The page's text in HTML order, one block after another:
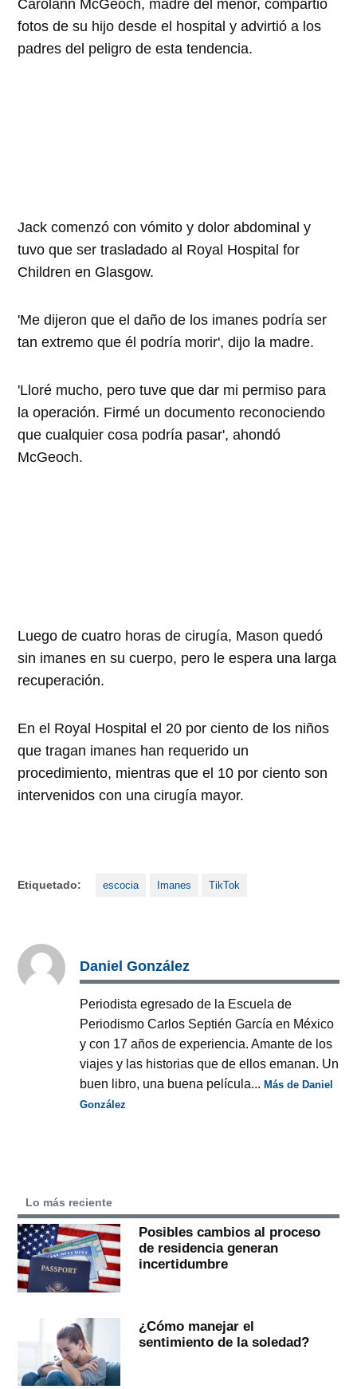
Carolann McGeoch, madre del menor, compartió
fotos de su hijo desde el hospital y advirtió a los
padres del peligro de esta tendencia.
Jack comenzó con vómito y dolor abdominal y
tuvo que ser trasladado al Royal Hospital for
Children en Glasgow.
'Me dijeron que el daño de los imanes podría ser
tan extremo que él podría morir', dijo la madre.
'Lloré mucho, pero tuve que dar mi permiso para
la operación. Firmé un documento reconociendo
que cualquier cosa podría pasar', ahondó
McGeoch.
Luego de cuatro horas de cirugía, Mason quedó
sin imanes en su cuerpo, pero le espera una larga
recuperación.
En el Royal Hospital el 20 por ciento de los niños
que tragan imanes han requerido un
procedimiento, mientras que el 10 por ciento son
intervenidos con una cirugía mayor.
Etiquetado: escocia Imanes TikTok
Daniel González
Periodista egresado de la Escuela de
Periodismo Carlos Septién García en México
y con 17 años de experiencia. Amante de los
viajes y las historias que de ellos emanan. Un
buen libro, una buena película...Más de Daniel
González
Lo más reciente
Posibles cambios al proceso
de residencia generan
incertidumbre
¿Cómo manejar el
sentimiento de la soledad?